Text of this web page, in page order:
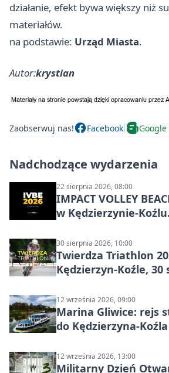
działanie, efekt bywa większy niż
materiałów.
na podstawie: Urząd Miasta.
Autor:krystian
Zaobserwuj nas! Facebook Google
Nadchodzące wydarzenia
22 sierpnia 2026, 08:00
IMPACT VOLLEY
w Kędzierzynie-
30 sierpnia 2026, 10:00
Twierdza Triathlon
Kędzierzyn-Koźle, 30
12 września 2026, 09:00
Marina Gliwice: rejs
do Kędzierzyna-Koźla
12 września 2026, 13:00
Militarny Dzień